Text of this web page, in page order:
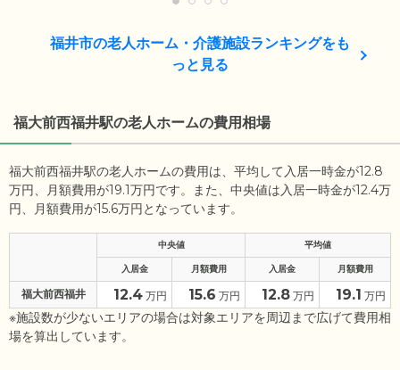
福井市の老人ホーム・介護施設ランキングをも
っと見る
福大前西福井駅の老人ホームの費用相場
福大前西福井駅の老人ホームの費用は、平均して入居一時金が12.8
万円、月額費用が19.1万円です。また、中央値は入居一時金が12.4万
円、月額費用が15.6万円となっています。
中央値 平均値
入居金 月額費用 入居金 月額費用
福大前西福井 12.4 万円 15.6 万円 12.8 万円 19.1 万円
※施設数が少ないエリアの場合は対象エリアを周辺まで広げて費用相
場を算出しています。